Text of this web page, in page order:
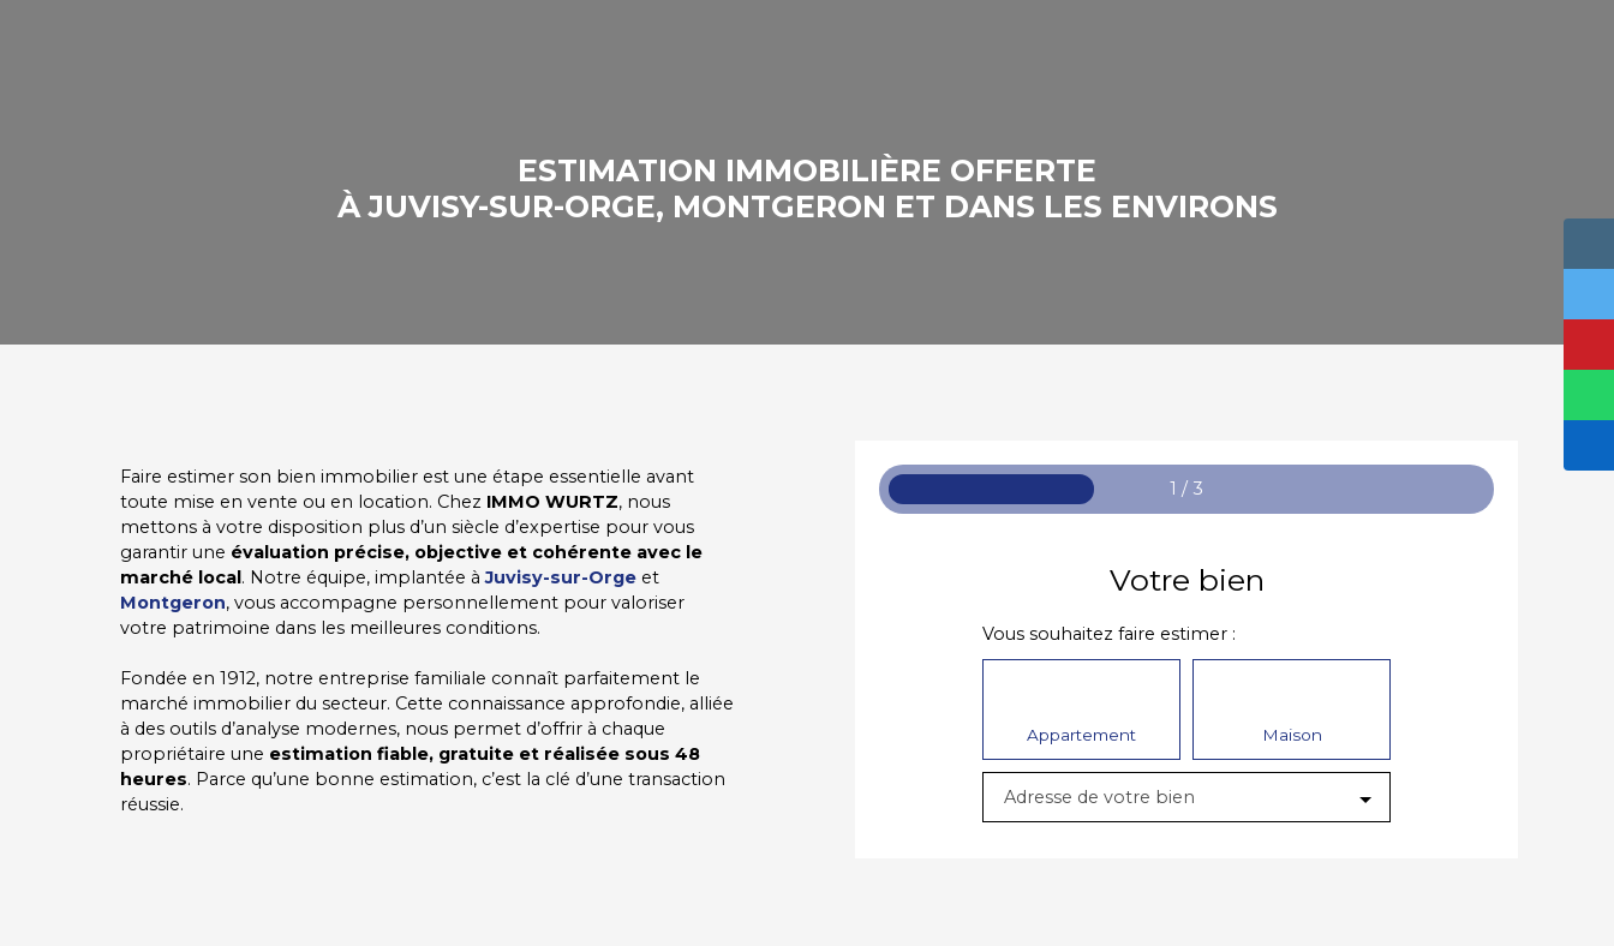
ESTIMATION IMMOBILIÈRE OFFERTE
À JUVISY-SUR-ORGE, MONTGERON ET DANS LES ENVIRONS
Faire estimer son bien immobilier est une étape essentielle avant
toute mise en vente ou en location. Chez IMMO WURTZ, nous
mettons à votre disposition plus d’un siècle d’expertise pour vous
garantir une évaluation précise, objective et cohérente avec le
marché local. Notre équipe, implantée àJuvisy-sur-Orge et
Montgeron, vous accompagne personnellement pour valoriser
votre patrimoine dans les meilleures conditions.
Fondée en 1912, notre entreprise familiale connaît parfaitement le
marché immobilier du secteur. Cette connaissance approfondie, alliée
à des outils d’analyse modernes, nous permet d’offrir à chaque
propriétaire une estimation fiable, gratuite et réalisée sous 48
heures. Parce qu’une bonne estimation, c’est la clé d’une transaction
réussie.
1 / 3
Votre bien
Vous souhaitez faire estimer :
Appartement Maison
Adresse de votre bien